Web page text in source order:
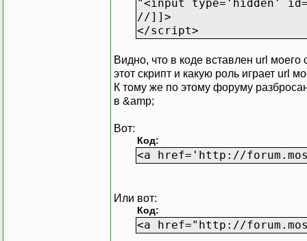
"<input type='hidden'
//]]>
</script>
Видно, что в коде вставлен url
этот скрипт и какую роль играет url
К тому же по этому форуму
в &amp;
Вот:
Код:
<a href='http://
Или вот:
Код:
<a href="http://